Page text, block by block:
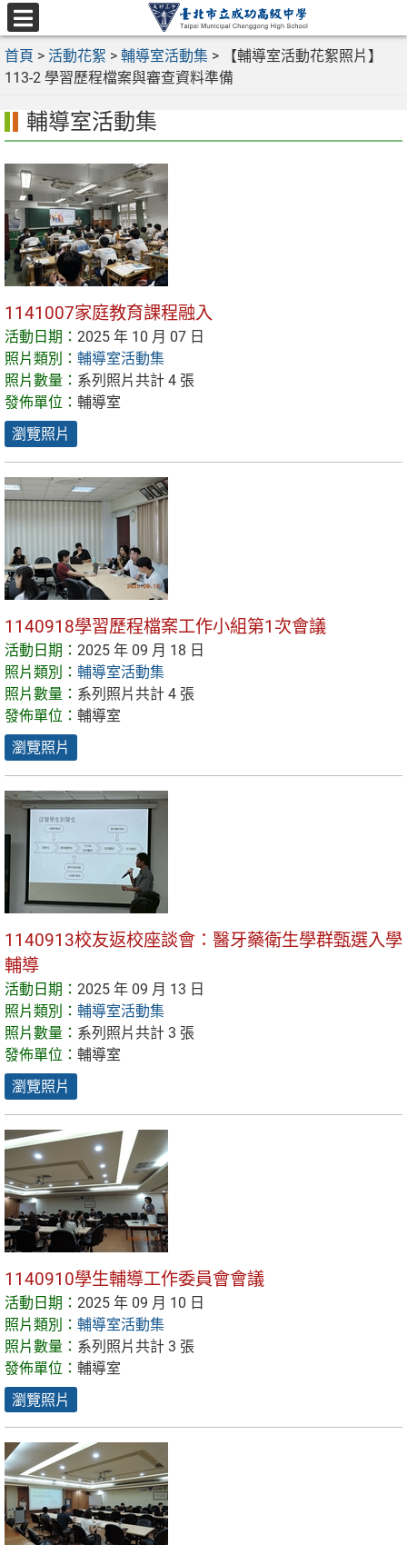
跳
至
主
要
區
選
單
首頁 > 活動花絮 > 輔導室活動集 >
【輔導室活動花絮照片】
113-2 學習歷程檔案與審查資料準備
輔導室活動集
1141007家庭教育課程融入
活動日期： 2025 年 10 月 07 日
照片類別： 輔導室活動集
照片數量： 系列照片共計 4 張
發佈單位： 輔導室
瀏覽照片
1140918學習歷程檔案工作小組第1次會議
活動日期： 2025 年 09 月 18 日
照片類別： 輔導室活動集
照片數量： 系列照片共計 4 張
發佈單位： 輔導室
瀏覽照片
1140913校友返校座談會：醫牙藥衛生學群甄選入學
輔導
活動日期： 2025 年 09 月 13 日
照片類別： 輔導室活動集
照片數量： 系列照片共計 3 張
發佈單位： 輔導室
瀏覽照片
1140910學生輔導工作委員會會議
活動日期： 2025 年 09 月 10 日
照片類別： 輔導室活動集
照片數量： 系列照片共計 3 張
發佈單位： 輔導室
瀏覽照片